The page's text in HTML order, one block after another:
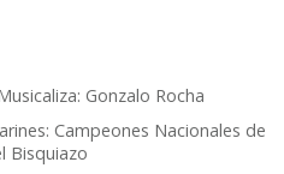
Gonzalo Rocha
Campeones Nacionales de
Bisquiazo